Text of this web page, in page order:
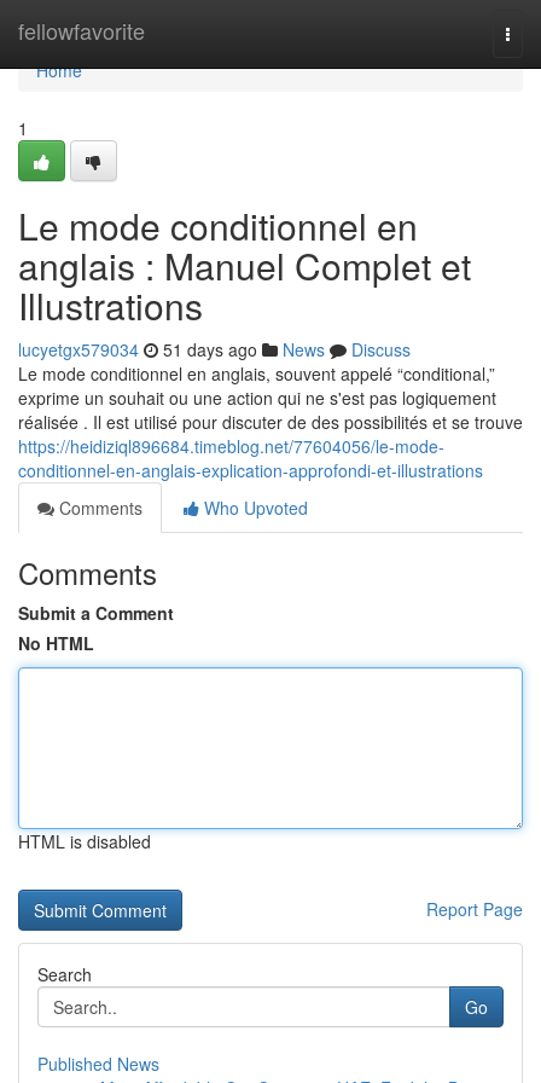
fellowfavorite
Home
Home
1
Le mode conditionnel en
anglais : Manuel Complet et
Illustrations
lucyetgx579034 51 days ago News
Discuss
Le mode conditionnel en anglais, souvent appelé “conditional,”
exprime un souhait ou une action qui ne s'est pas logiquement
réalisée . Il est utilisé pour discuter de des possibilités et se trouve
https://heidiziql896684.timeblog.net/77604056/le-mode-
conditionnel-en-anglais-explication-approfondi-et-illustrations
Comments
Who Upvoted
Comments
Submit a Comment
No HTML
HTML is disabled
Report Page
Search
Go
Published News